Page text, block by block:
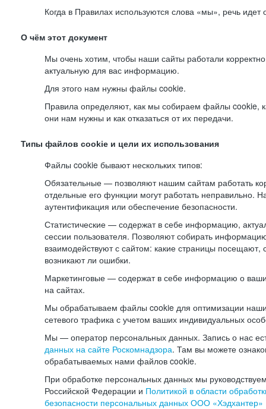
Когда в Правилах используются слова «мы», речь
О чём этот документ
Мы очень хотим, чтобы наши сайты работали
актуальную для вас информацию.
Для этого нам нужны файлы cookie.
Правила определяют, как мы собираем файлы cookie,
они нам нужны и как отказаться от их передачи.
Типы файлов cookie и цели их использования
Файлы cookie бывают нескольких типов:
Обязательные — позволяют нашим сайтам работать
отдельные его функции могут работать неправильно.
аутентификация или обеспечение безопасности.
Статистические — содержат в себе информацию,
сессии пользователя. Позволяют собирать
взаимодействуют с сайтом: какие страницы посещают,
возникают ли ошибки.
Маркетинговые — содержат в себе информацию о
на сайтах.
Мы обрабатываем файлы cookie для оптимизации
сетевого трафика с учетом ваших индивидуальных
Мы — оператор персональных данных. Запись о нас
данных на сайте Роскомнадзора. Там вы можете
обрабатываемых нами файлов cookie.
При обработке персональных данных мы
Российской Федерации и Политикой в области
безопасности персональных данных ООО «Хэдхантер»